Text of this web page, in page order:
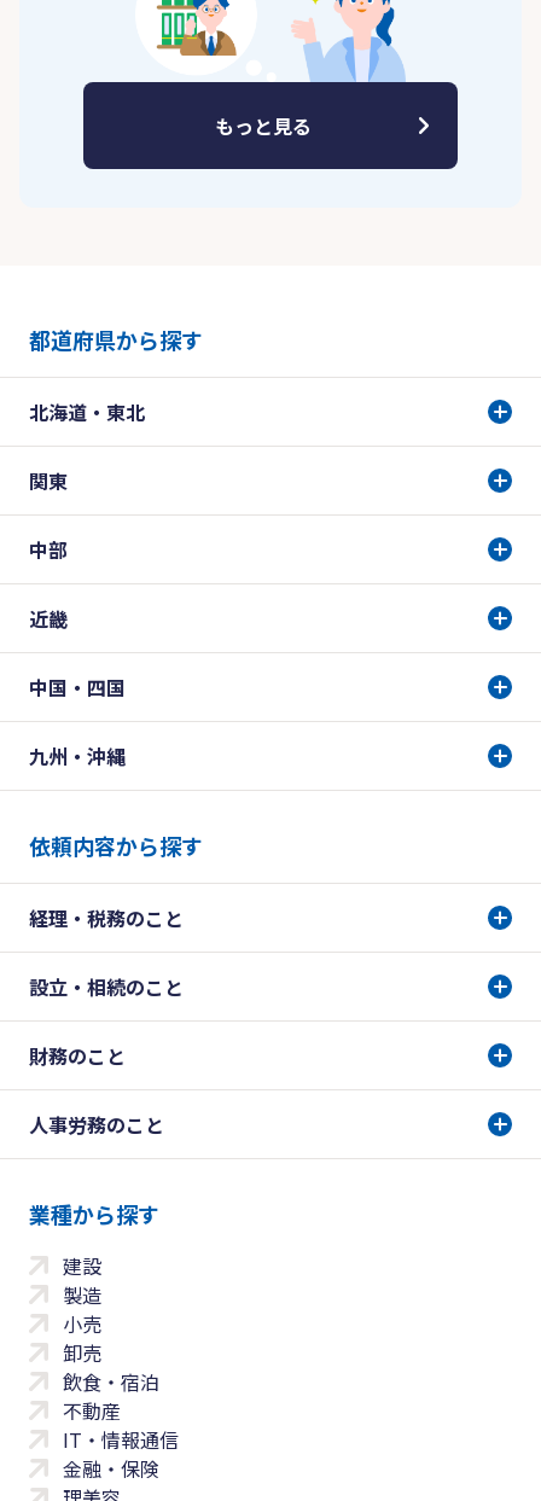
もっと見る
都道府県から探す
北海道・東北
関東
中部
近畿
中国・四国
九州・沖縄
依頼内容から探す
経理・税務のこと
設立・相続のこと
財務のこと
人事労務のこと
業種から探す
建設
製造
小売
卸売
飲食・宿泊
不動産
IT・情報通信
金融・保険